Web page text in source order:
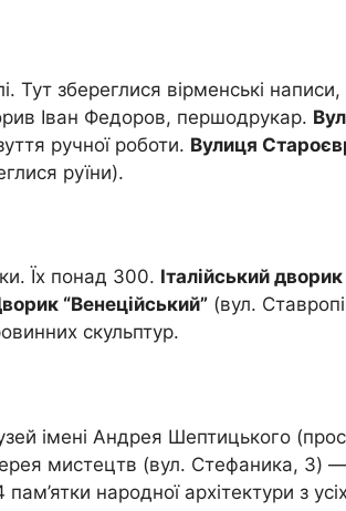
Тут збереглися вірменські
Іван Федоров, першодрукар.
ручної роботи. Вулиця
руїни).
Їх понад 300. Італійський дворик
“Венеційський” (вул.
скульптур.
імені Андрея Шептицького
мистецтв (вул. Стефаника,
народної архітектури з